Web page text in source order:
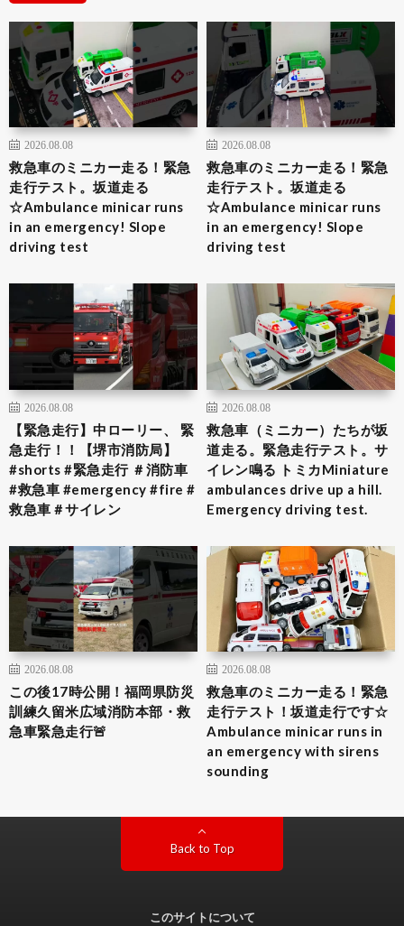
2026.08.08
救急車のミニカー走る！緊急
走行テスト。坂道走る
☆Ambulance minicar runs
in an emergency! Slope
driving test
2026.08.08
救急車のミニカー走る！緊急
走行テスト。坂道走る
☆Ambulance minicar runs
in an emergency! Slope
driving test
2026.08.08
【緊急走行】中ローリー、 緊
急走行！！【堺市消防局】
#shorts #緊急走行 ＃消防車
#救急車 #emergency #fire #
救急車＃サイレン
2026.08.08
救急車（ミニカー）たちが坂
道走る。緊急走行テスト。サ
イレン鳴る トミカMiniature
ambulances drive up a hill.
Emergency driving test.
2026.08.08
この後17時公開！福岡県防災
訓練久留米広域消防本部・救
急車緊急走行🚨
2026.08.08
救急車のミニカー走る！緊急
走行テスト！坂道走行です☆
Ambulance minicar runs in
an emergency with sirens
sounding
Back to Top
このサイトについて